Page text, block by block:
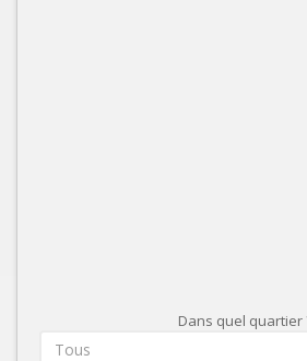
Dans quel quartier
Tous